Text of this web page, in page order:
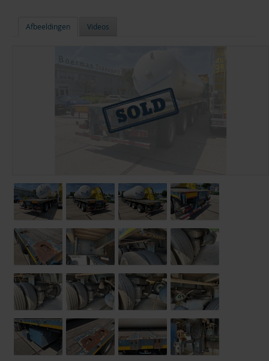
Afbeeldingen Videos